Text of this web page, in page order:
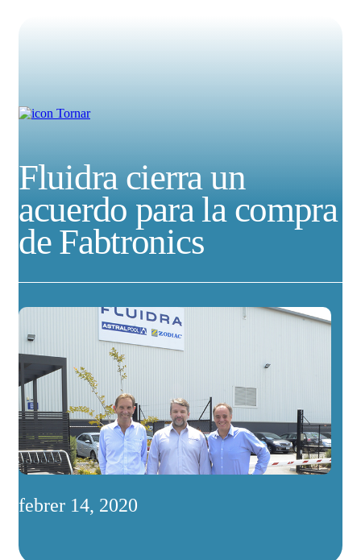
Tornar
Fluidra cierra un
acuerdo para la compra
de Fabtronics
febrer 14, 2020